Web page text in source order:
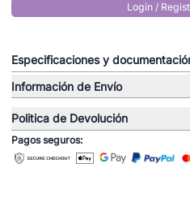
Login /
Especificaciones y
Información de Envío
Politica de Devolución
Pagos seguros: